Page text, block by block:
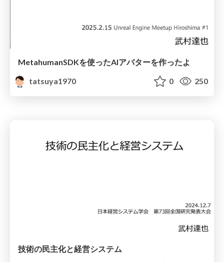
MetahumanSDKを使ったAIアバターを作ったよ
tatsuya1970
0 250
技術の民主化と経営システム